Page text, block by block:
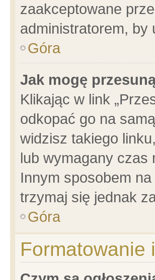
zaakceptowane
administratorem, by
Góra
Jak mogę
Klikając w link
odkopać go na
widzisz takiego
lub wymagany czas
Innym sposobem
trzymaj się jednak
Góra
Formatowanie